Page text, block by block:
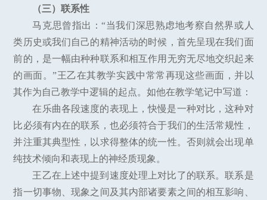
（三）联系性
马克思曾指出：“当我们深思熟虑地考察自然界或人
类历史或我们自己的精神活动的时候，首先呈现在我们面
前的，是一幅由种种联系和相互作用无穷无尽地交织起来
的画面。”王乙在其教学实践中常常再现这些画面，并以
其作为自己教学中逻辑的起点。如他在教学笔记中写道：
在乐曲各段速度的表现上，快慢是一种对比，这种对
比必须有内在的联系，也必须符合于我们的生活常规性，
并注重其典型性，以求得整体的统一性。否则就会出现单
纯技术倾向和表现上的神经质现象。
王乙在上述中提到速度处理上对比了的联系。联系是
指一切事物、现象之间及其内部诸要素之间的相互影响、